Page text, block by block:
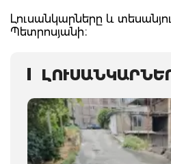
Լուսանկարները և
Պետրոսյանի։